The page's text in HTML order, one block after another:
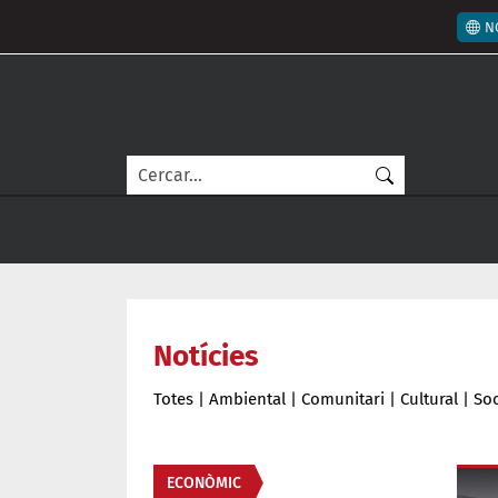
Cerca
Notícies
Totes | Ambiental | Comunitari | Cultural |
Àmbit de la notícia
ECONÒMIC